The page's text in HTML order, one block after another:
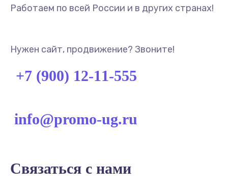
Работаем по всей России и в других странах!
Нужен сайт, продвижение? Звоните!
+7 (900) 12-11-555
info@promo-ug.ru
Связаться с нами